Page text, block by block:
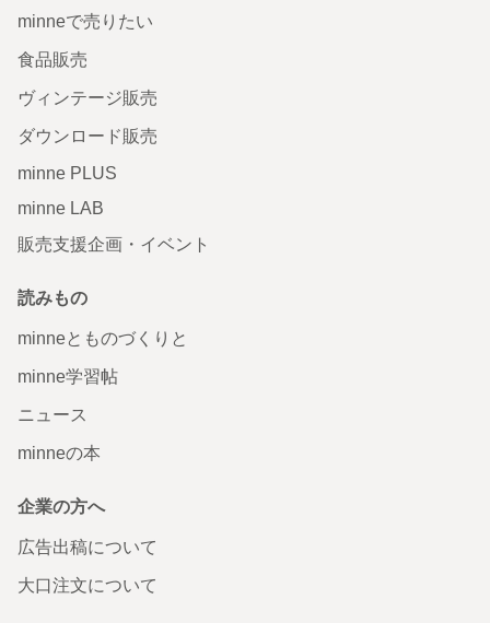
minneで売りたい
食品販売
ヴィンテージ販売
ダウンロード販売
minne PLUS
minne LAB
販売支援企画・イベント
読みもの
minneとものづくりと
minne学習帖
ニュース
minneの本
企業の方へ
広告出稿について
大口注文について